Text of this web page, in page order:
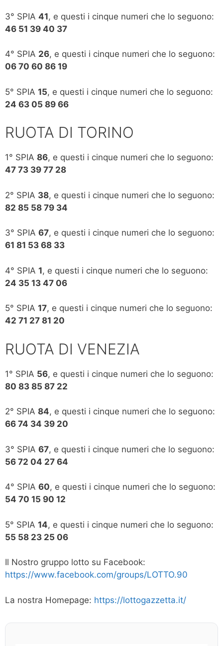
3° SPIA 41, e questi i cinque numeri che lo seguono:
46 51 39 40 37
4° SPIA 26, e questi i cinque numeri che lo seguono:
06 70 60 86 19
5° SPIA 15, e questi i cinque numeri che lo seguono:
24 63 05 89 66
RUOTA DI TORINO
1° SPIA 86, e questi i cinque numeri che lo seguono:
47 73 39 77 28
2° SPIA 38, e questi i cinque numeri che lo seguono:
82 85 58 79 34
3° SPIA 67, e questi i cinque numeri che lo seguono:
61 81 53 68 33
4° SPIA 1, e questi i cinque numeri che lo seguono:
24 35 13 47 06
5° SPIA 17, e questi i cinque numeri che lo seguono:
42 71 27 81 20
RUOTA DI VENEZIA
1° SPIA 56, e questi i cinque numeri che lo seguono:
80 83 85 87 22
2° SPIA 84, e questi i cinque numeri che lo seguono:
66 74 34 39 20
3° SPIA 67, e questi i cinque numeri che lo seguono:
56 72 04 27 64
4° SPIA 60, e questi i cinque numeri che lo seguono:
54 70 15 90 12
5° SPIA 14, e questi i cinque numeri che lo seguono:
55 58 23 25 06
Il Nostro gruppo lotto su Facebook:
https://www.facebook.com/groups/LOTTO.90
La nostra Homepage: https://lottogazzetta.it/